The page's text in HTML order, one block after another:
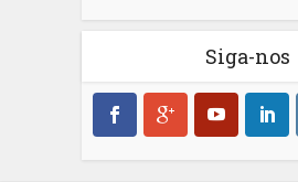
Siga-nos